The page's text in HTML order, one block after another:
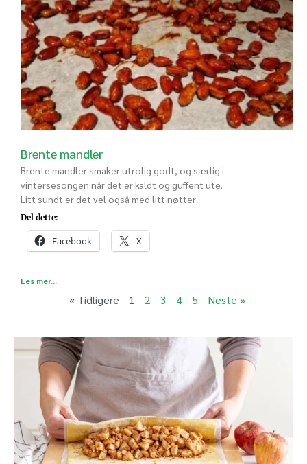
Brente mandler
Brente mandler smaker utrolig godt, og særlig i
vintersesongen når det er kaldt og guffent ute.
Litt sundt er det vel også med litt nøtter
Del dette:
Facebook X
Les mer...
« Tidligere 1 2 3 4 5 Neste »